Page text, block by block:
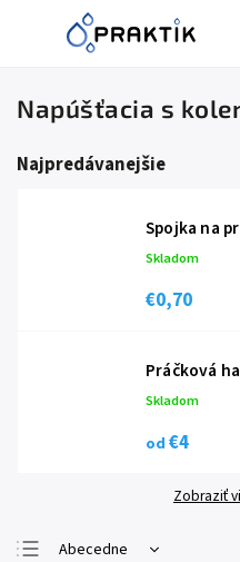
Napúšťacia s
Najpredávanejšie
Spojka na
Skladom
€0,70
Práčková
Skladom
od €4
Zobraziť
Abecedne